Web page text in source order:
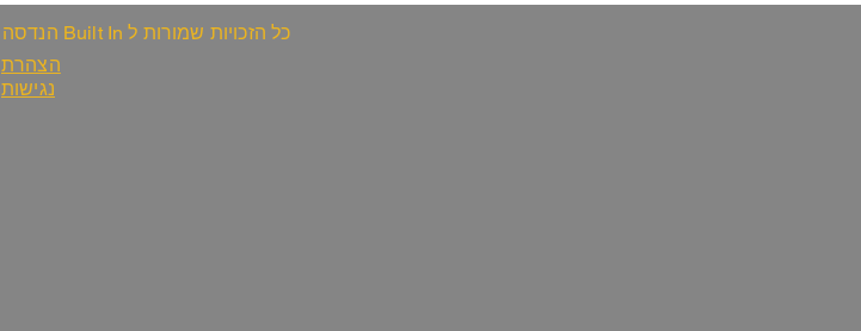
כל הזכויות שמורות ל Built In הנדסה וניהול פרויקטים בע"מ
הצהרת
נגישות